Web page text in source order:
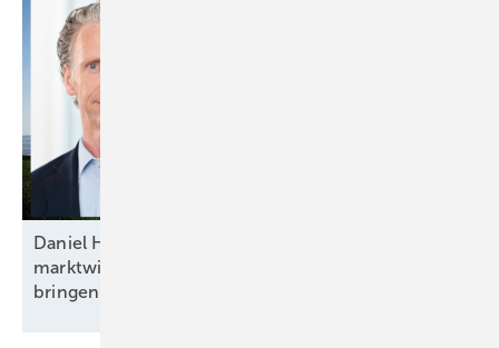
Daniel Hölder von Baywa RE: „Mehr Flexibilität und
marktwirtschaftliche Anreize ins Energiesystem
bringen“